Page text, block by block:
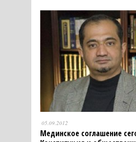
05.09.2012
Мединское соглашение